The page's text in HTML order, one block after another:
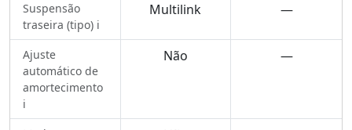
Suspensão
traseira (tipo) ℹ️
Multilink —
Ajuste
automático de
amortecimento
ℹ️
Não —